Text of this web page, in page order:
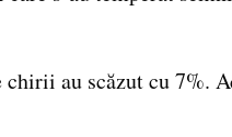
au scăzut cu 7%.